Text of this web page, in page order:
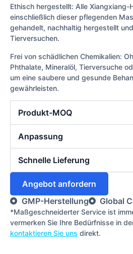
Ethisch hergestellt: Alle Xiangxiang-
einschließlich dieser pflegenden
gehandelt, nachhaltig hergestellt
Tierversuchen.
Frei von schädlichen Chemikalien:
Phthalate, Mineralöl, Tierversuche
um eine saubere und gesunde
gewährleisten.
Produkt-MOQ
Anpassung
Schnelle Lieferung
Angebot anfordern
GMP-Herstellung
Global
*Maßgeschneiderter Service ist
vermerken Sie Ihre Bedürfnisse in
kontaktieren Sie uns direkt.